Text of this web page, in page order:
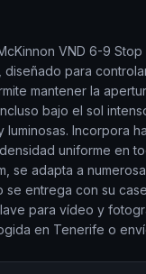
VND 6-9
diseñado para
mantener la
bajo el sol
luminosas. Incorpora
uniforme en
se adapta a
se entrega con su
para vídeo y
en Tenerife o